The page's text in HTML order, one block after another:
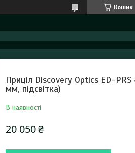
Кошик
Приціл Discovery Optics ED-
мм, підсвітка)
В наявності
20 050 ₴